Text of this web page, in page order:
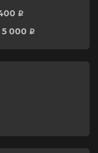
p
5 000 p